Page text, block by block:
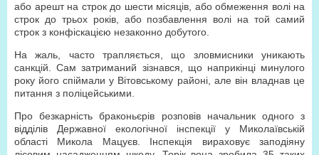
або арешт на строк до шести місяців, або обмеження волі на
строк до трьох років, або позбавлення волі на той самий
строк з конфіскацією незаконно добутого.
На жаль, часто трапляється, що зловмисники уникають
санкцій. Сам затриманий зізнався, що наприкінці минулого
року його спіймали у Вітовському районі, але він владнав це
питання з поліцейськими.
Про безкарність браконьєрів розповів начальник одного з
відділів Державної екологічної інспекції у Миколаївській
області Микола Мацуєв. Інспекція вираховує заподіяну